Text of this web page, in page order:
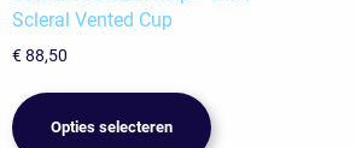
Scleral Vented Cup
€88,50
Opties selecteren
product